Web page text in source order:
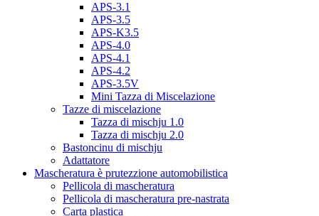
APS-3.1
APS-3.5
APS-K3.5
APS-4.0
APS-4.1
APS-4.2
APS-3.5V
Mini Tazza di Miscelazione
Tazze di miscelazione
Tazza di mischju 1.0
Tazza di mischju 2.0
Bastoncinu di mischju
Adattatore
Mascheratura è prutezzione automobilistica
Pellicola di mascheratura
Pellicola di mascheratura pre-nastrata
Carta plastica